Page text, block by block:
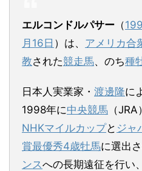
エルコンドルパサー （
月16日 ）は、 アメリカ合
教された競走馬、のち種
日本人実業家・ 渡邊隆に
1998年に中央競馬 （
NHKマイルカップと ジャ
賞最優秀4歳牡馬に選出
ンスへの長期遠征を行い、